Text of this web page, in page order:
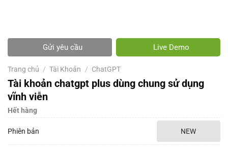
Gửi yêu cầu Live Demo
Trang chủ / Tài Khoản / ChatGPT
Tài khoản chatgpt plus dùng chung sử dụng
vĩnh viễn
Hết hàng
Phiên bản NEW